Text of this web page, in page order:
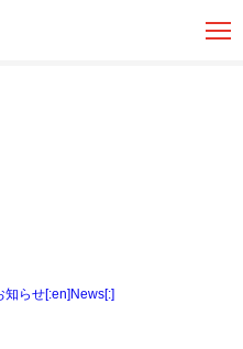
知らせ[:en]News[:]